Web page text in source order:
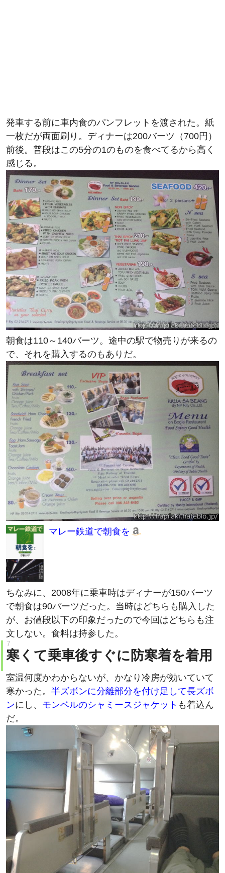
一枚だが両面刷り。ディナーは200バーツ（700円）
前後。普段はこの5分の1のものを食べてるから高く
感じる。
朝食は110～140バーツ。途中の駅で物売りが来るの
で、それを購入するのもありだ。
マレー鉄道で朝食を
ちなみに、2008年に乗車時はディナーが150バーツ
で朝食は90バーツだった。当時はどちらも購入した
が、お値段以下の印象だったので今回はどちらも注
文しない。食料は持参した。
寒くて乗車後すぐに防寒着を着用
室温何度かわからないが、かなり冷房が効いていて
寒かった。半ズボンに分離部分を付け足して長ズボ
ンにし、 モンベルのシャミースジャケット も着込ん
だ。